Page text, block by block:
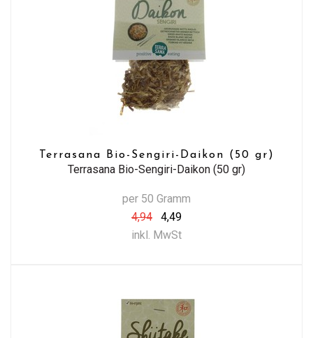
Terrasana Bio-Sengiri-Daikon (50 gr)
Terrasana Bio-Sengiri-Daikon (50 gr)
per 50 Gramm
4,94
4,49
inkl. MwSt